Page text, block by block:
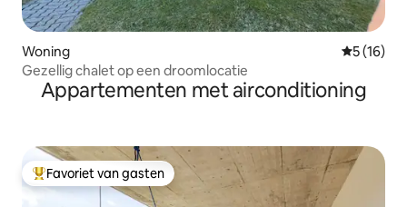
Woning
5 (16)
Gezellig chalet op een droomlocatie
Appartementen met airconditioning
Topfavoriet van gasten
Favoriet van gasten